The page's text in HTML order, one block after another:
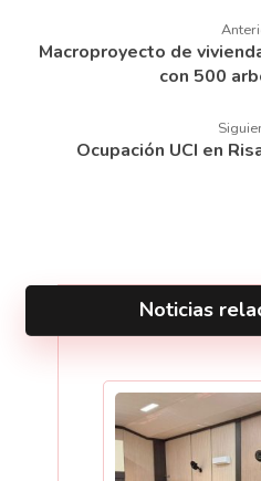
Macroproyecto de
con 500
Ocupación UCI en
Noticias